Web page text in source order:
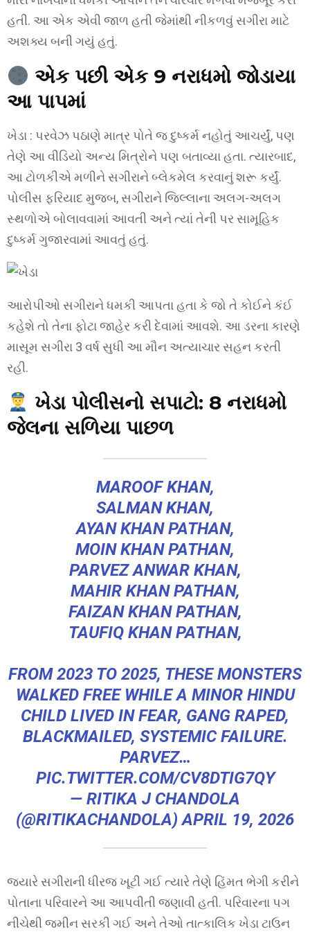
હતી. આ એક એવી જાળ હતી જેમાંથી નીકળવું સગીરા માટે
અશક્ય બની ગયું હતું.
એક પછી એક 9 નરાધમો જોડાયા
આ પાપમાં
ખેડા : પરવેઝ પઠાણે માત્ર પોતે જ દુષ્કર્મ નહોતું આચર્યું, પણ
તેણે આ વીડિયો અન્ય મિત્રોને પણ બતાવ્યા હતા. ત્યારબાદ,
આ ટોળકીએ મળીને સગીરાને બ્લેકમેલ કરવાનું શરૂ કર્યું.
પોલીસ ફરિયાદ મુજબ, સગીરાને જિલ્લાના અલગ-અલગ
સ્થળોએ બોલાવવામાં આવતી અને ત્યાં તેની પર સામૂહિક
દુષ્કર્મ ગુજારવામાં આવતું હતું.
આરોપીઓ સગીરાને ધમકી આપતા હતા કે જો તે કોઈને કંઈ
કહેશે તો તેના ફોટા જાહેર કરી દેવામાં આવશે. આ ડરના કારણે
માસૂમ સગીરા 3 વર્ષ સુધી આ મૌન અત્યાચાર સહન કરતી
રહી.
ખેડા પોલીસનો સપાટો: 8 નરાધમો
જેલના સળિયા પાછળ
MAROOF KHAN,
SALMAN KHAN,
AYAN KHAN PATHAN,
MOIN KHAN PATHAN,
PARVEZ ANWAR KHAN,
MAHIR KHAN PATHAN,
FAIZAN KHAN PATHAN,
TAUFIQ KHAN PATHAN,
FROM 2023 TO 2025, THESE MONSTERS
WALKED FREE WHILE A MINOR HINDU
CHILD LIVED IN FEAR, GANG RAPED,
BLACKMAILED, SYSTEMIC FAILURE.
PARVEZ…
PIC.TWITTER.COM/CV8DTIG7QY
— RITIKA J CHANDOLA
(@RITIKACHANDOLA)APRIL 19, 2026
જ્યારે સગીરાની ધીરજ ખૂટી ગઈ ત્યારે તેણે હિંમત ભેગી કરીને
પોતાના પરિવારને આ આપવીતી જણાવી હતી. પરિવારના પગ
નીચેથી જમીન સરકી ગઈ અને તેઓ તાત્કાલિક ખેડા ટાઉન